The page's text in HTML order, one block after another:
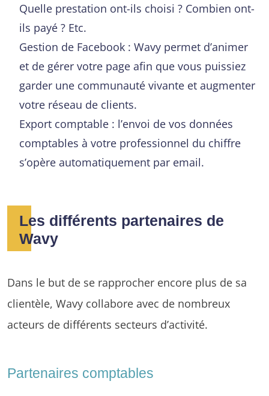
Quelle prestation ont-ils choisi ? Combien ont-
ils payé ? Etc.
Gestion de Facebook : Wavy permet d’animer
et de gérer votre page afin que vous puissiez
garder une communauté vivante et augmenter
votre réseau de clients.
Export comptable : l’envoi de vos données
comptables à votre professionnel du chiffre
s’opère automatiquement par email.
Les différents partenaires de
Wavy
Dans le but de se rapprocher encore plus de sa
clientèle, Wavy collabore avec de nombreux
acteurs de différents secteurs d’activité.
Partenaires comptables